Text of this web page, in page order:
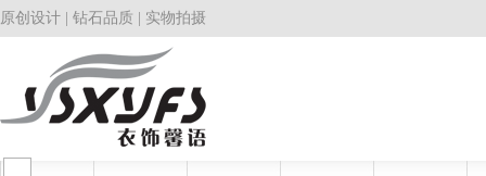
原创设计 | 钻石品质 | 实物拍摄